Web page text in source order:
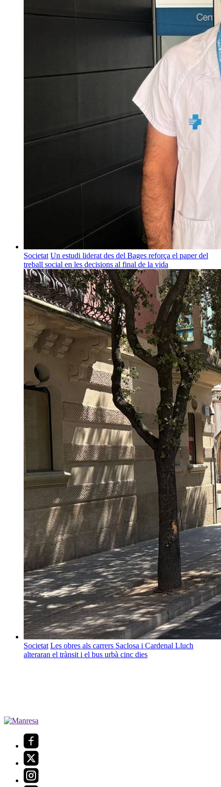
Societat Un estudi liderat des del Bages reforça el paper del
treball social en les decisions al final de la vida
Societat Les obres als carrers Saclosa i Cardenal Lluch
alteraran el trànsit i el bus urbà cinc dies